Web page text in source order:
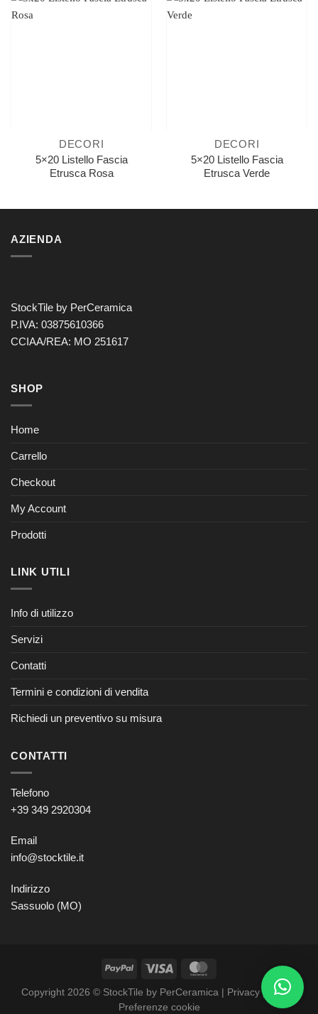
DECORI
5×20 Listello Fascia
Etrusca Rosa
DECORI
5×20 Listello Fascia
Etrusca Verde
AZIENDA
StockTile by PerCeramica
P.IVA: 03875610366
CCIAA/REA: MO 251617
SHOP
Home
Carrello
Checkout
My Account
Prodotti
LINK UTILI
Info di utilizzo
Servizi
Contatti
Termini e condizioni di vendita
Richiedi un preventivo su misura
CONTATTI
Telefono
+39 349 2920304
Email
info@stocktile.it
Indirizzo
Sassuolo (MO)
Copyright 2026 © StockTile by PerCeramica | Privacy policy–
Preferenze cookie